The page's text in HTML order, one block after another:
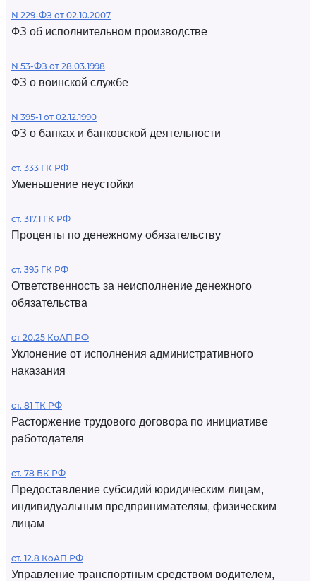
N 229-ФЗ от 02.10.2007
ФЗ об исполнительном производстве
N 53-ФЗ от 28.03.1998
ФЗ о воинской службе
N 395-1 от 02.12.1990
ФЗ о банках и банковской деятельности
ст. 333 ГК РФ
Уменьшение неустойки
ст. 317.1 ГК РФ
Проценты по денежному обязательству
ст. 395 ГК РФ
Ответственность за неисполнение денежного
обязательства
ст 20.25 КоАП РФ
Уклонение от исполнения административного
наказания
ст. 81 ТК РФ
Расторжение трудового договора по инициативе
работодателя
ст. 78 БК РФ
Предоставление субсидий юридическим лицам,
индивидуальным предпринимателям, физическим
лицам
ст. 12.8 КоАП РФ
Управление транспортным средством водителем,